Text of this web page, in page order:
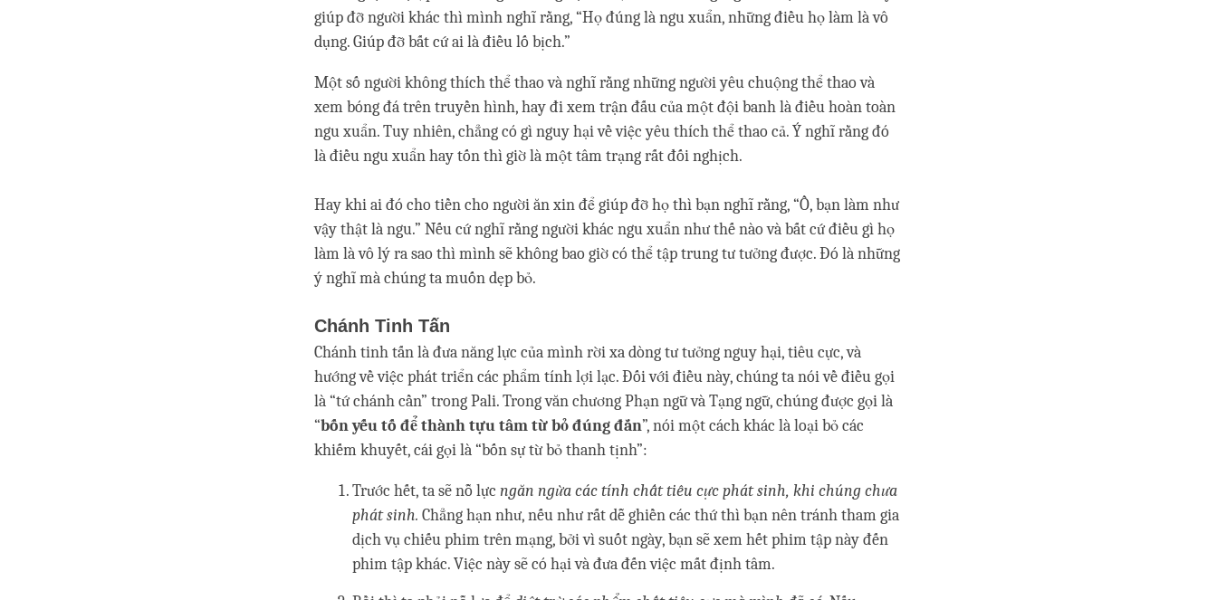
giúp đỡ người khác thì mình nghĩ rằng, “Họ đúng là ngu xuẩn, những điều họ làm là vô
dụng. Giúp đỡ bất cứ ai là điều lố bịch.”
Một số người không thích thể thao và nghĩ rằng những người yêu chuộng thể thao và
xem bóng đá trên truyền hình, hay đi xem trận đấu của một đội banh là điều hoàn toàn
ngu xuẩn. Tuy nhiên, chẳng có gì nguy hại về việc yêu thích thể thao cả. Ý nghĩ rằng đó
là điều ngu xuẩn hay tốn thì giờ là một tâm trạng rất đối nghịch.
Hay khi ai đó cho tiền cho người ăn xin để giúp đỡ họ thì bạn nghĩ rằng, “Ồ, bạn làm như
vậy thật là ngu.” Nếu cứ nghĩ rằng người khác ngu xuẩn như thế nào và bất cứ điều gì họ
làm là vô lý ra sao thì mình sẽ không bao giờ có thể tập trung tư tưởng được. Đó là những
ý nghĩ mà chúng ta muốn dẹp bỏ.
Chánh Tinh Tấn
Chánh tinh tấn là đưa năng lực của mình rời xa dòng tư tưởng nguy hại, tiêu cực, và
hướng về việc phát triển các phẩm tính lợi lạc. Đối với điều này, chúng ta nói về điều gọi
là “tứ chánh cần” trong Pali. Trong văn chương Phạn ngữ và Tạng ngữ, chúng được gọi là
“bốn yếu tố để thành tựu tâm từ bỏ đúng đắn”, nói một cách khác là loại bỏ các
khiếm khuyết, cái gọi là “bốn sự từ bỏ thanh tịnh”:
Trước hết, ta sẽ nỗ lực ngăn ngừa các tính chất tiêu cực phát sinh, khi chúng chưa
phát sinh. Chẳng hạn như, nếu như rất dễ ghiền các thứ thì bạn nên tránh tham gia
dịch vụ chiếu phim trên mạng, bởi vì suốt ngày, bạn sẽ xem hết phim tập này đến
phim tập khác. Việc này sẽ có hại và đưa đến việc mất định tâm.